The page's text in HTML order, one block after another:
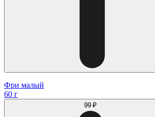
Фри малый
60 г
99 ₽